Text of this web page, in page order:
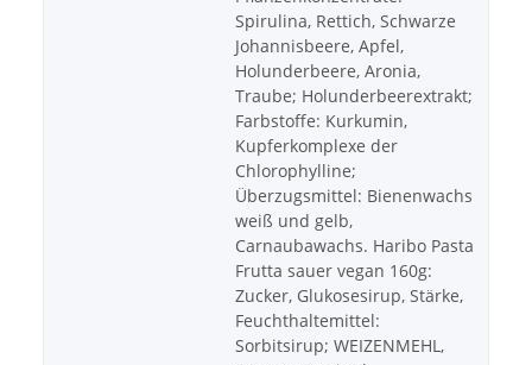
Spirulina, Rettich, Schwarze
Johannisbeere, Apfel,
Holunderbeere, Aronia,
Traube; Holunderbeerextrakt;
Farbstoffe: Kurkumin,
Kupferkomplexe der
Chlorophylline;
Überzugsmittel: Bienenwachs
weiß und gelb,
Carnaubawachs. Haribo Pasta
Frutta sauer vegan 160g:
Zucker, Glukosesirup, Stärke,
Feuchthaltemittel:
Sorbitsirup; WEIZENMEHL,